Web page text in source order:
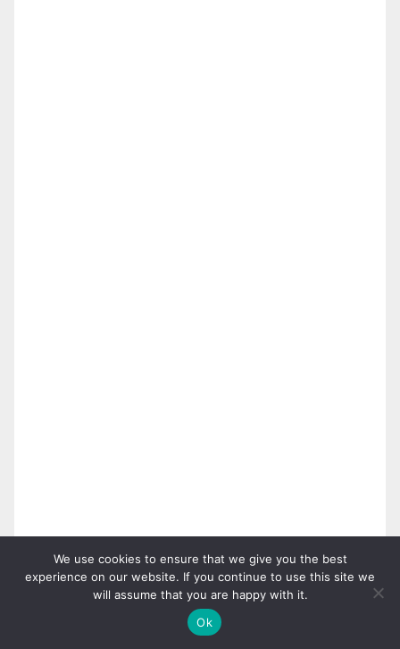
We use cookies to ensure that we give you the best
experience on our website. If you continue to use this site we
will assume that you are happy with it.
Ok